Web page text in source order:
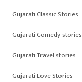
Gujarati Classic Stories
Gujarati Comedy stories
Gujarati Travel stories
Gujarati Love Stories